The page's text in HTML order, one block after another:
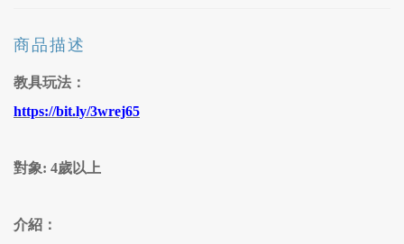
商品描述
教具玩法：
https://bit.ly/3wrej65
對象: 4歲以上
介紹：